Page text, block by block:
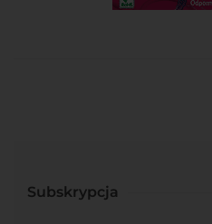
Subskrypcja